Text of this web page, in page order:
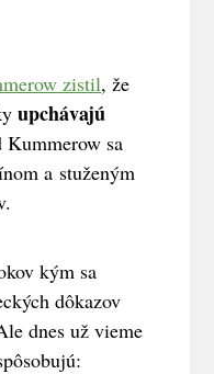
zistil, že
upchávajú
sa
a stuženým
kým sa
dôkazov
dnes už vieme